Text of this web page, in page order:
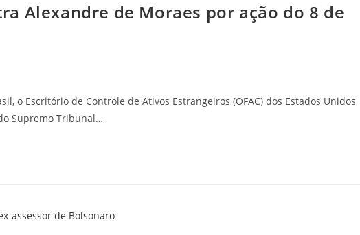
Alexandre de Moraes por ação do 8 de
o Escritório de Controle de Ativos Estrangeiros (OFAC) dos Estados Unidos
Supremo Tribunal…